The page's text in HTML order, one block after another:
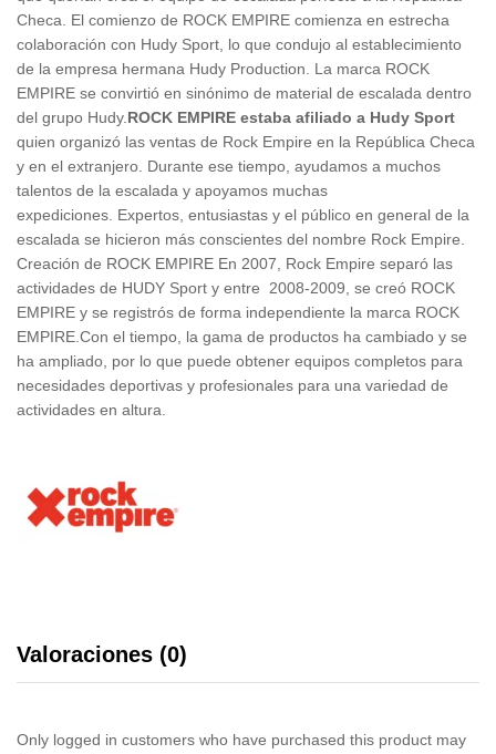
Checa. El comienzo de ROCK EMPIRE comienza en estrecha
colaboración con Hudy Sport, lo que condujo al establecimiento
de la empresa hermana Hudy Production. La marca ROCK
EMPIRE se convirtió en sinónimo de material de escalada dentro
del grupo Hudy.ROCK EMPIRE estaba afiliado a Hudy Sport
quien organizó las ventas de Rock Empire en la República Checa
y en el extranjero. Durante ese tiempo, ayudamos a muchos
talentos de la escalada y apoyamos muchas
expediciones. Expertos, entusiastas y el público en general de la
escalada se hicieron más conscientes del nombre Rock Empire.
Creación de ROCK EMPIRE En 2007, Rock Empire separó las
actividades de HUDY Sport y entre 2008-2009, se creó ROCK
EMPIRE y se registrós de forma independiente la marca ROCK
EMPIRE.Con el tiempo, la gama de productos ha cambiado y se
ha ampliado, por lo que puede obtener equipos completos para
necesidades deportivas y profesionales para una variedad de
actividades en altura.
Valoraciones (0)
Only logged in customers who have purchased this product may